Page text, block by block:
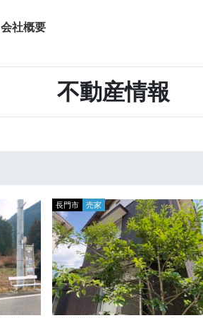
会社概要
不動産情報
長門市 売家